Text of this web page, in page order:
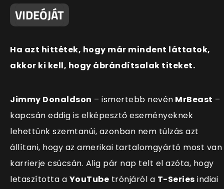
VIDEÓJÁT
Ha azt hittétek, hogy már mindent láttatok,
akkor ki kell, hogy ábrándítsalak titeket.
Jimmy Donaldson – ismertebb nevén MrBeast –
kapcsán eddig is elképesztő eseményeknek
lehettünk szemtanúi, azonban nem túlzás azt
állítani, hogy az amerikai tartalomgyártó most van
karrierje csúcsán. Alig pár nap telt el azóta, hogy
letaszította a YouTube trónjáról a T-Series indiai